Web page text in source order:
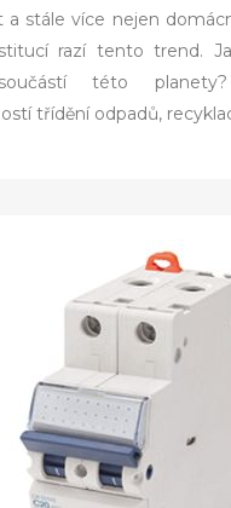
t
d
o
a stále více nejen
razí tento trend.
této
třídění odpadů,